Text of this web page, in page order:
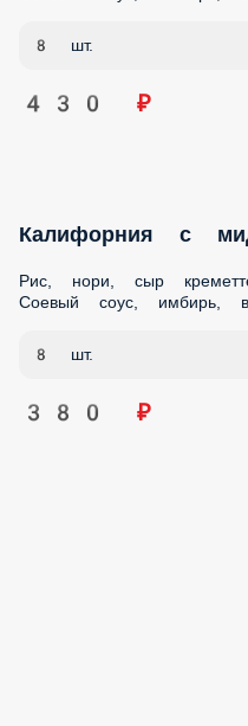
8 шт.
430 ₽
Калифорния с
Рис, нори, сыр креметте,
соус, имбирь, васаби,
8 шт.
380 ₽